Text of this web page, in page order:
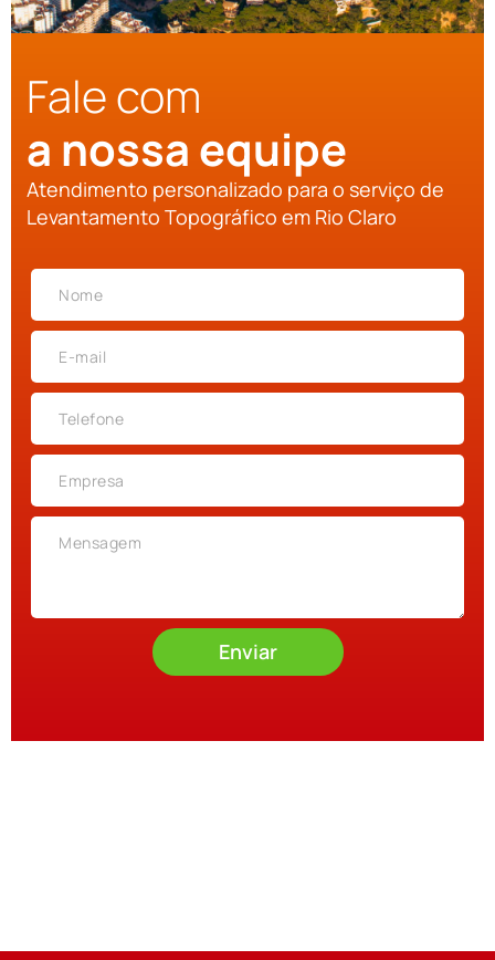
Fale com
a nossa equipe
Atendimento personalizado para o serviço de
Levantamento Topográfico em Rio Claro
Enviar